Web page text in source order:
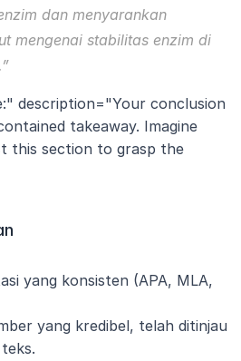
dan menyarankan
mengenai stabilitas enzim di
description="Your conclusion
takeaway. Imagine
this section to grasp the
yang konsisten (APA, MLA,
yang kredibel, telah ditinjau